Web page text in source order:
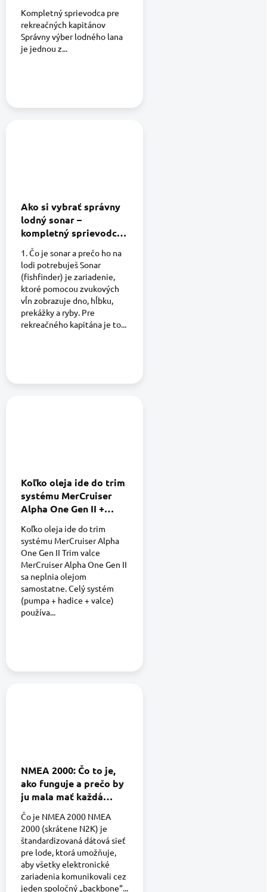
Kompletný sprievodca pre
rekreačných kapitánov
Správny výber lodného lana
je jednou z...
Ako si vybrať správny
lodný sonar –
kompletný sprievodca
pre rekreačných
kapitánov (2026)
1. Čo je sonar a prečo ho na
lodi potrebuješ Sonar
(fishfinder) je zariadenie,
ktoré pomocou zvukových
vĺn zobrazuje dno, hĺbku,
prekážky a ryby. Pre
rekreačného kapitána je to...
Koľko oleja ide do trim
systému MerCruiser
Alpha One Gen II +
výmenu
Koľko oleja ide do trim
systému MerCruiser Alpha
One Gen II Trim valce
MerCruiser Alpha One Gen II
sa neplnia olejom
samostatne. Celý systém
(pumpa + hadice + valce)
používa...
NMEA 2000: Čo to je,
ako funguje a prečo by
ju mala mať každá
moderná loď
Čo je NMEA 2000 NMEA
2000 (skrátene N2K) je
štandardizovaná dátová sieť
pre lode, ktorá umožňuje,
aby všetky elektronické
zariadenia komunikovali cez
jeden spoločný „backbone“...